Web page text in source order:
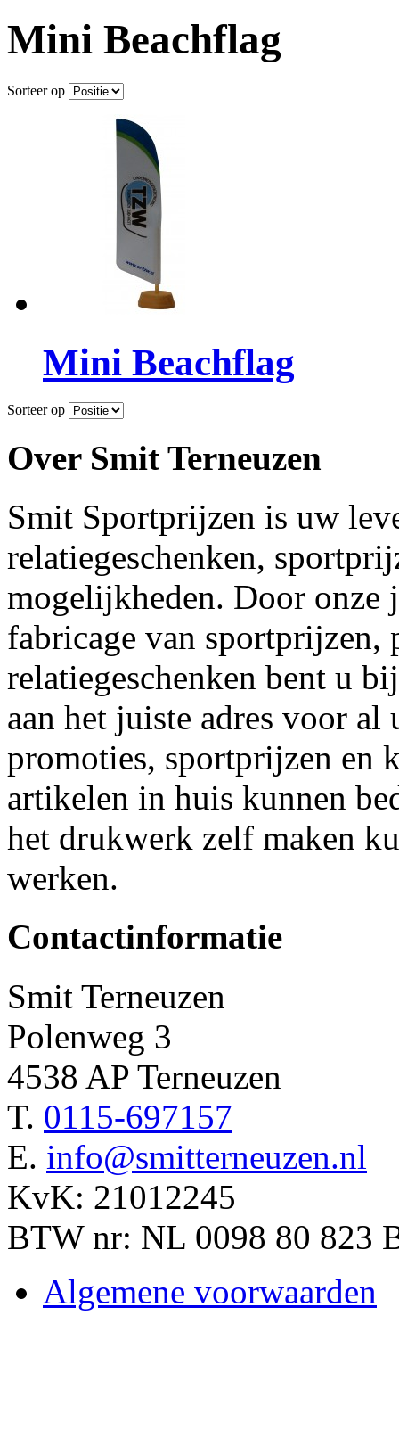
Mini Beachflag
Sorteer op
Mini Beachflag
Sorteer op
Over Smit Terneuzen
Smit Sportprijzen is uw
relatiegeschenken,
mogelijkheden. Door onze
fabricage van sportprijzen,
relatiegeschenken bent u
aan het juiste adres voor al
promoties, sportprijzen en
artikelen in huis kunnen
het drukwerk zelf maken
werken.
Contactinformatie
Smit Terneuzen
Polenweg 3
4538 AP Terneuzen
T. 0115-697157
E. info@smitterneuzen.nl
KvK: 21012245
BTW nr: NL 0098 80 823
Algemene voorwaarden